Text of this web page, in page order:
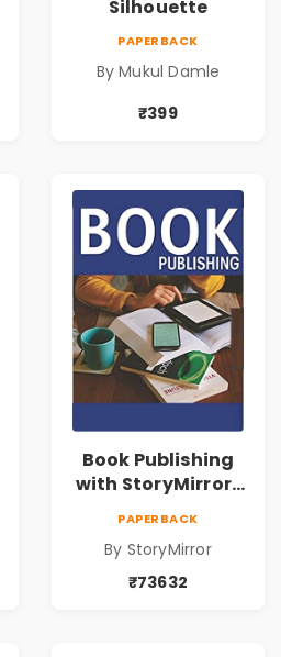
Silhouette
PAPERBACK
By Mukul Damle
₹399
Book Publishing
with StoryMirror |
PAPERBACK
By StoryMirror
₹73632